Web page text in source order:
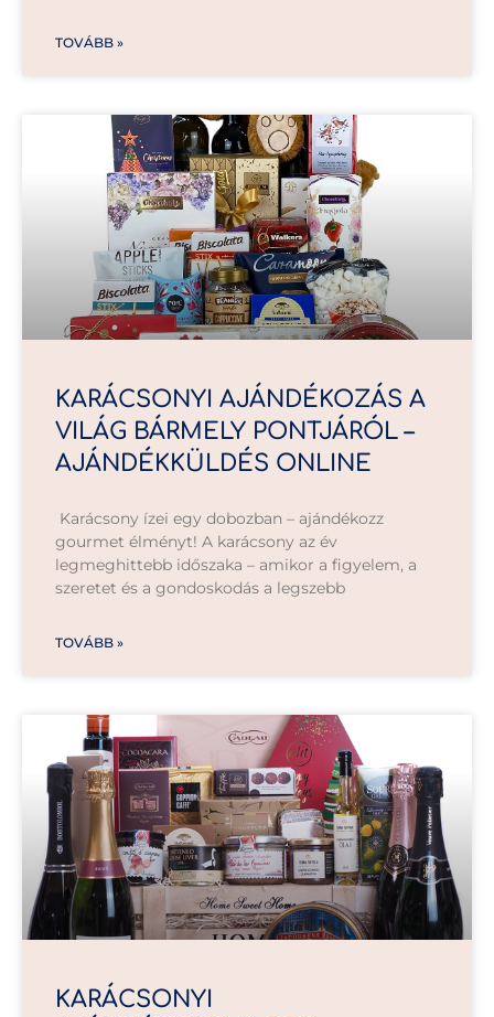
TOVÁBB »
KARÁCSONYI AJÁNDÉKOZÁS A
VILÁG BÁRMELY PONTJÁRÓL –
AJÁNDÉKKÜLDÉS ONLINE
Karácsony ízei egy dobozban – ajándékozz
gourmet élményt! A karácsony az év
legmeghittebb időszaka – amikor a figyelem, a
szeretet és a gondoskodás a legszebb
TOVÁBB »
KARÁCSONYI